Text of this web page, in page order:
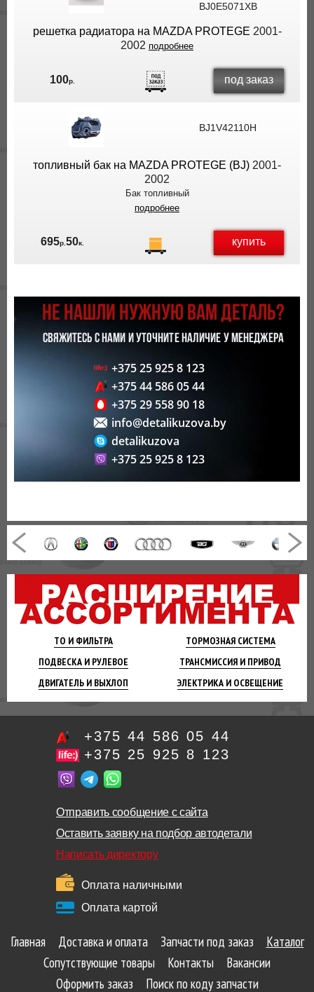
ТО И ФИЛЬТРА ТОРМОЗНАЯСИСТЕМА
ПОДВЕСКА И РУЛЕВОЕ ТРАНСМИССИЯ И ПРИВОД
ДВИГАТЕЛЬ И ВЫХЛОП ЭЛЕКТРИКА И ОСВЕЩЕНИЕ
BJ0E5071XB
решетка радиатора на MAZDA PROTEGE 2001-
2002 подробнее
100р. под заказ
BJ1V42110H
топливный бак на MAZDA PROTEGE (BJ) 2001-
2002
Бак топливный
подробнее
695р. 50к. купить
НЕ НАШЛИ НУЖНУЮ ВАМ ДЕТАЛЬ?
СВЯЖИТЕСЬ С НАМИ И УТОЧНИТЕ НАЛИЧИЕ У МЕНЕДЖЕРА
+375 25 925 8 123
+375 44 586 05 44
+375 29 558 90 18
info@detalikuzova.by
detalikuzova
+375 25 925 8 123
+375 44 586 05 44
+375 25 925 8 123
Отправить сообщение с сайта
Оставить заявку на подбор автодетали
Написать директору
Оплата наличными
Оплата картой
Главная Доставка и оплата Запчасти под заказ
Каталог
Сопутствующие товары
Контакты
Вакансии
Оформить заказ
Поиск по коду запчасти